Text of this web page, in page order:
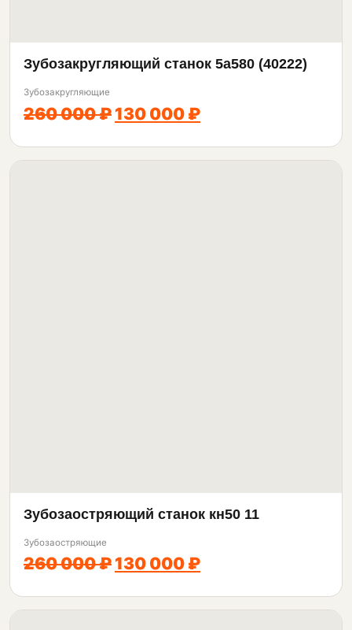
Зубозакругляющий станок 5а580 (40222)
Зубозакругляющие
260 000 ₽ 130 000 ₽
Зубозаостряющий станок кн50 11
Зубозаостряющие
260 000 ₽ 130 000 ₽